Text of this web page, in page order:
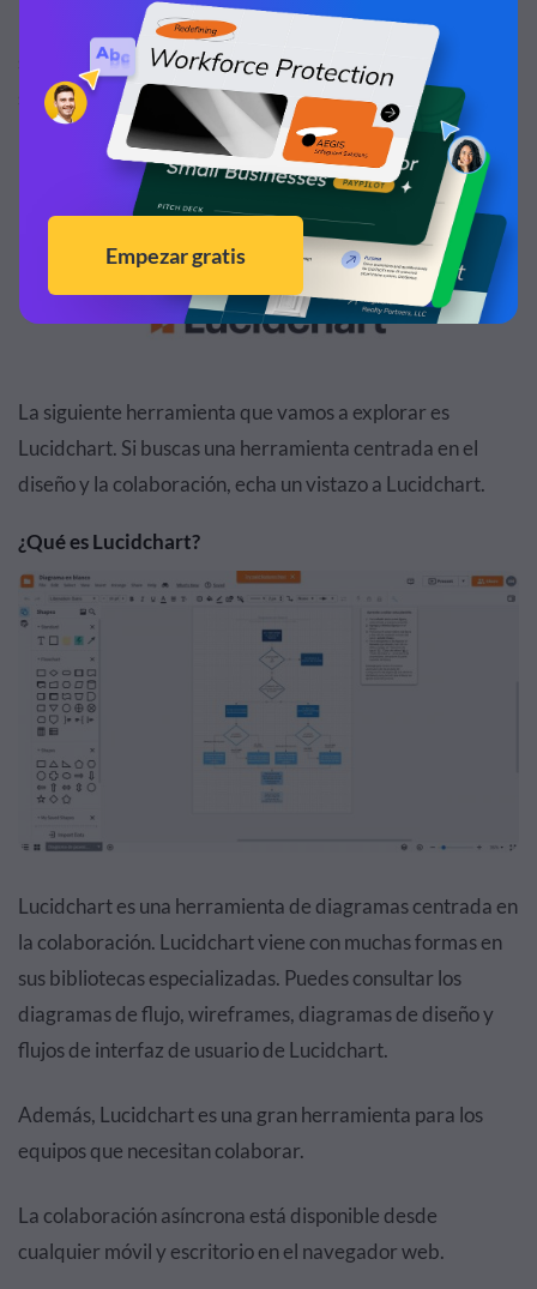
Una de las mayores ventajas de Draw.io es el precio. El
software de diagramación de la aplicación web es
siempre gratuito.
Herramienta #3: Lucidchart
La siguiente herramienta que vamos a explorar es
Lucidchart. Si buscas una herramienta centrada en el
diseño y la colaboración, echa un vistazo a Lucidchart.
¿Qué es Lucidchart?
Lucidchart es una herramienta de diagramas centrada en
la colaboración. Lucidchart viene con muchas formas en
sus bibliotecas especializadas. Puedes consultar los
diagramas de flujo, wireframes, diagramas de diseño y
flujos de interfaz de usuario de Lucidchart.
Además, Lucidchart es una gran herramienta para los
equipos que necesitan colaborar.
La colaboración asíncrona está disponible desde
cualquier móvil y escritorio en el navegador web.